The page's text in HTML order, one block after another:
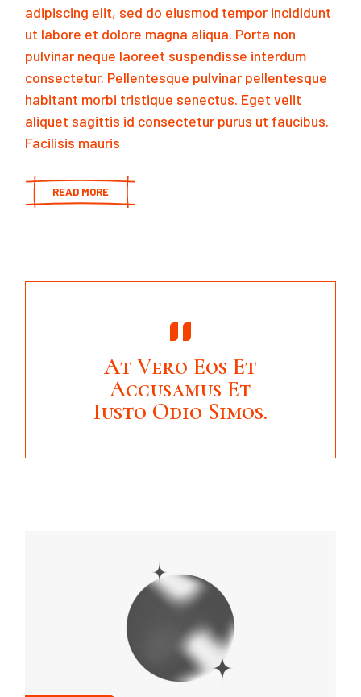
adipiscing elit, sed do eiusmod tempor incididunt
ut labore et dolore magna aliqua. Porta non
pulvinar neque laoreet suspendisse interdum
consectetur. Pellentesque pulvinar pellentesque
habitant morbi tristique senectus. Eget velit
aliquet sagittis id consectetur purus ut faucibus.
Facilisis mauris
READ MORE
At Vero Eos Et
Accusamus Et
Iusto Odio Simos.